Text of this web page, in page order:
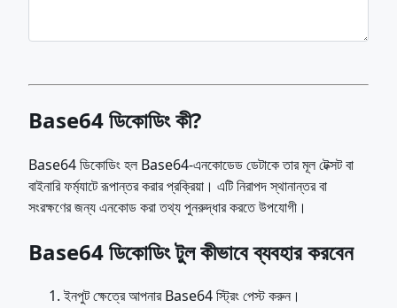
Base64 ডিকোডিং কী?
Base64 ডিকোডিং হল Base64-এনকোডেড ডেটাকে তার মূল টেক্সট বা
বাইনারি ফর্ম্যাটে রূপান্তর করার প্রক্রিয়া। এটি নিরাপদ স্থানান্তর বা
সংরক্ষণের জন্য এনকোড করা তথ্য পুনরুদ্ধার করতে উপযোগী।
Base64 ডিকোডিং টুল কীভাবে ব্যবহার করবেন
ইনপুট ক্ষেত্রে আপনার Base64 স্ট্রিং পেস্ট করুন।